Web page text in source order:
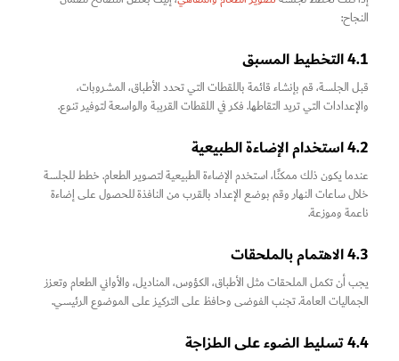
النجاح:
4.1 التخطيط المسبق
قبل الجلسة، قم بإنشاء قائمة باللقطات التي تحدد الأطباق، المشروبات،
والإعدادات التي تريد التقاطها. فكر في اللقطات القريبة والواسعة لتوفير تنوع.
4.2 استخدام الإضاءة الطبيعية
عندما يكون ذلك ممكنًا، استخدم الإضاءة الطبيعية لتصوير الطعام. خطط للجلسة
خلال ساعات النهار وقم بوضع الإعداد بالقرب من النافذة للحصول على إضاءة
ناعمة وموزعة.
4.3 الاهتمام بالملحقات
يجب أن تكمل الملحقات مثل الأطباق، الكؤوس، المناديل، والأواني الطعام وتعزز
الجماليات العامة. تجنب الفوضى وحافظ على التركيز على الموضوع الرئيسي.
4.4 تسليط الضوء على الطزاجة